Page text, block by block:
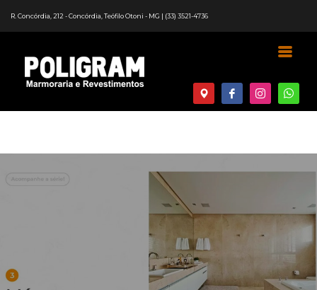
R. Concórdia, 212 - Concórdia, Teófilo Otoni - MG | (33) 3521-4736